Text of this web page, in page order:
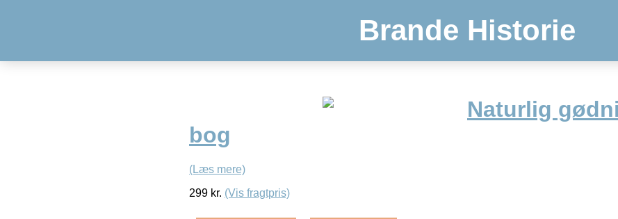
Brande Historie
Naturlig
bog
(Læs mere)
299 kr. (Vis fragtpris)